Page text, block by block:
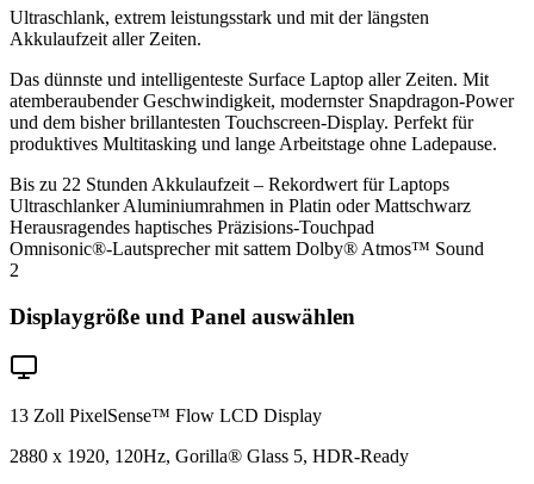
Ultraschlank, extrem leistungsstark und mit der längsten
Akkulaufzeit aller Zeiten.
Das dünnste und intelligenteste Surface Laptop aller Zeiten. Mit
atemberaubender Geschwindigkeit, modernster Snapdragon-Power
und dem bisher brillantesten Touchscreen-Display. Perfekt für
produktives Multitasking und lange Arbeitstage ohne Ladepause.
Bis zu 22 Stunden Akkulaufzeit – Rekordwert für Laptops
Ultraschlanker Aluminiumrahmen in Platin oder Mattschwarz
Herausragendes haptisches Präzisions-Touchpad
Omnisonic®-Lautsprecher mit sattem Dolby® Atmos™ Sound
2
Displaygröße und Panel auswählen
13 Zoll PixelSense™ Flow LCD Display
2880 x 1920, 120Hz, Gorilla® Glass 5, HDR-Ready